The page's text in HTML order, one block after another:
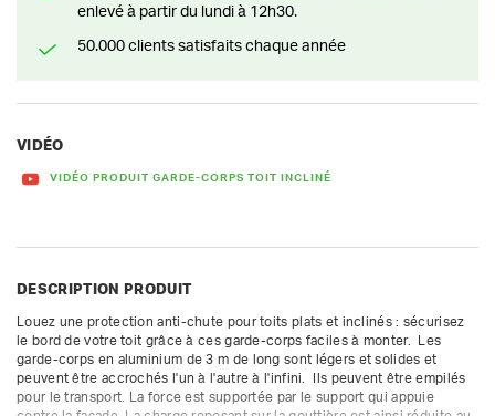
enlevé à partir du lundi à 12h30.
50.000 clients satisfaits chaque année
VIDÉO
VIDÉO PRODUIT GARDE-CORPS TOIT INCLINÉ
DESCRIPTION PRODUIT
Louez une protection anti-chute pour toits plats et inclinés : sécurisez
le bord de votre toit grâce à ces garde-corps faciles à monter.  Les
garde-corps en aluminium de 3 m de long sont légers et solides et
peuvent être accrochés l'un à l'autre à l'infini.  Ils peuvent être empilés
pour le transport. La force est supportée par le support qui appuie